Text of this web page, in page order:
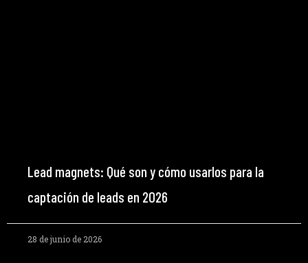
Lead magnets: Qué son y cómo usarlos para la
captación de leads en 2026
28 de junio de 2026